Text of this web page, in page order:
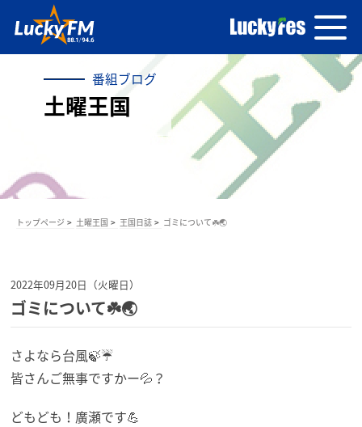
番組ブログ
土曜王国
トップページ 土曜王国 王国日誌 ゴミについて☘️🌏️
2022年09月20日（火曜日）
ゴミについて☘️🌏️
さよなら台風🍃☔
皆さんご無事ですかー💦？
どもども！廣瀬です💪